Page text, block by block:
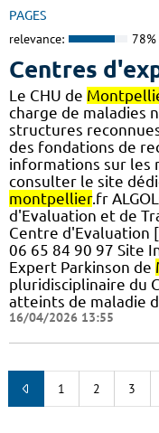
PAGES
relevance: 78%
Centres
Le CHU de
charge de maladies
structures
des fondations de
informations sur les
consulter le site
montpellier.fr
d'Evaluation et de
Centre d'Evaluation
06 65 84 90 97 Site
Expert Parkinson de
pluridisciplinaire du
atteints de maladie
16/04/2026 13:55
1 2 3